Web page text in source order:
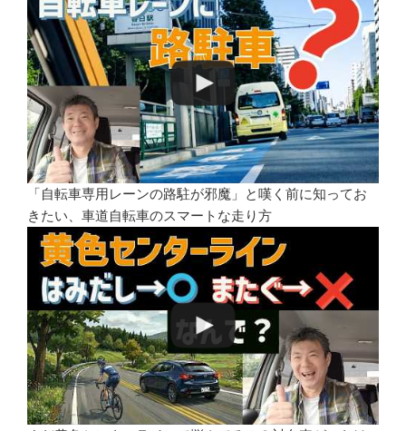
「自転車専用レーンの路駐が邪魔」と嘆く前に知ってお
きたい、車道自転車のスマートな走り方